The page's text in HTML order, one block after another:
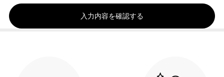
入力内容を確認する